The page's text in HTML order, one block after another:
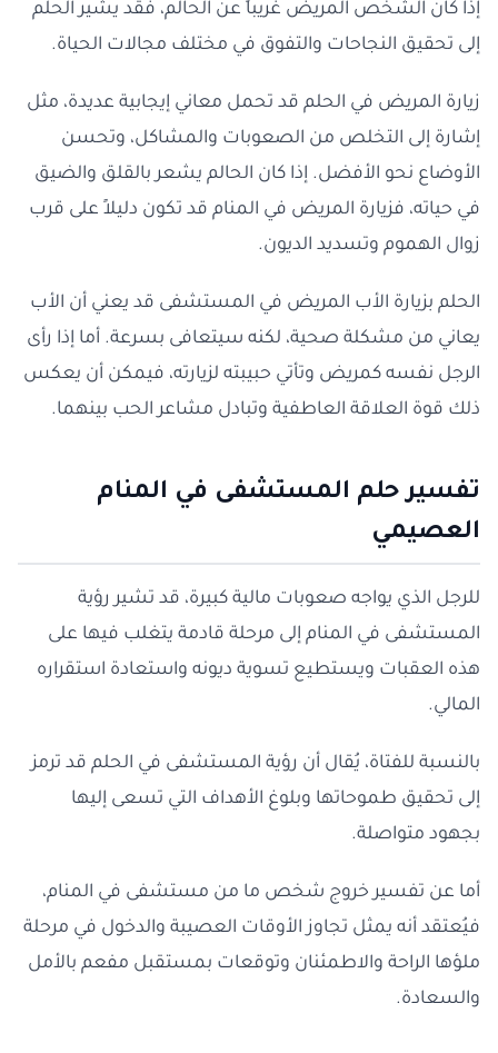
إذا كان الشخص المريض غريباً عن الحالم، فقد يشير الحلم
إلى تحقيق النجاحات والتفوق في مختلف مجالات الحياة.
زيارة المريض في الحلم قد تحمل معاني إيجابية عديدة، مثل
إشارة إلى التخلص من الصعوبات والمشاكل، وتحسن
الأوضاع نحو الأفضل. إذا كان الحالم يشعر بالقلق والضيق
في حياته، فزيارة المريض في المنام قد تكون دليلاً على قرب
زوال الهموم وتسديد الديون.
الحلم بزيارة الأب المريض في المستشفى قد يعني أن الأب
يعاني من مشكلة صحية، لكنه سيتعافى بسرعة. أما إذا رأى
الرجل نفسه كمريض وتأتي حبيبته لزيارته، فيمكن أن يعكس
ذلك قوة العلاقة العاطفية وتبادل مشاعر الحب بينهما.
تفسير حلم المستشفى في المنام
العصيمي
للرجل الذي يواجه صعوبات مالية كبيرة، قد تشير رؤية
المستشفى في المنام إلى مرحلة قادمة يتغلب فيها على
هذه العقبات ويستطيع تسوية ديونه واستعادة استقراره
المالي.
بالنسبة للفتاة، يُقال أن رؤية المستشفى في الحلم قد ترمز
إلى تحقيق طموحاتها وبلوغ الأهداف التي تسعى إليها
بجهود متواصلة.
أما عن تفسير خروج شخص ما من مستشفى في المنام،
فيُعتقد أنه يمثل تجاوز الأوقات العصيبة والدخول في مرحلة
ملؤها الراحة والاطمئنان وتوقعات بمستقبل مفعم بالأمل
والسعادة.